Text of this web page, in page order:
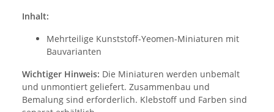
Inhalt:
Mehrteilige Kunststoff-Yeomen-Miniaturen mit
Bauvarianten
Wichtiger Hinweis: Die Miniaturen werden unbemalt
und unmontiert geliefert. Zusammenbau und
Bemalung sind erforderlich. Klebstoff und Farben sind